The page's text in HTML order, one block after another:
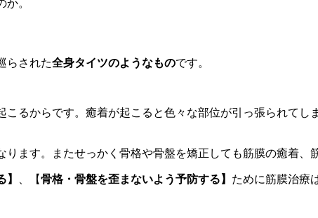
か。
らされた全身タイツのようなものです。
こるからです。癒着が起こると色々な部位が引っ張られて
ます。またせっかく骨格や骨盤を矯正しても筋膜の癒着、
、【骨格・骨盤を歪まないよう予防する】 ために筋膜治療